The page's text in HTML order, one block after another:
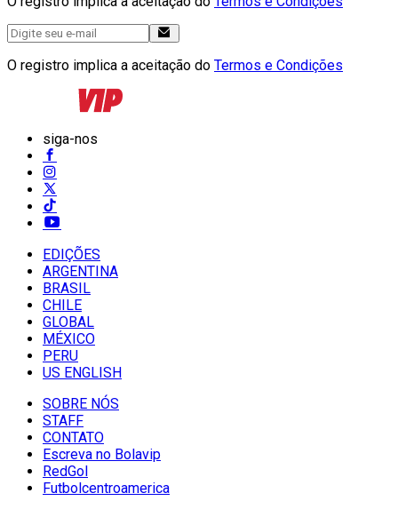
O registro implica a aceitação do Termos e Condições
siga-nos
EDIÇÕES
ARGENTINA
BRASIL
CHILE
GLOBAL
MÉXICO
PERU
US ENGLISH
SOBRE NÓS
STAFF
CONTATO
Escreva no Bolavip
RedGol
Futbolcentroamerica